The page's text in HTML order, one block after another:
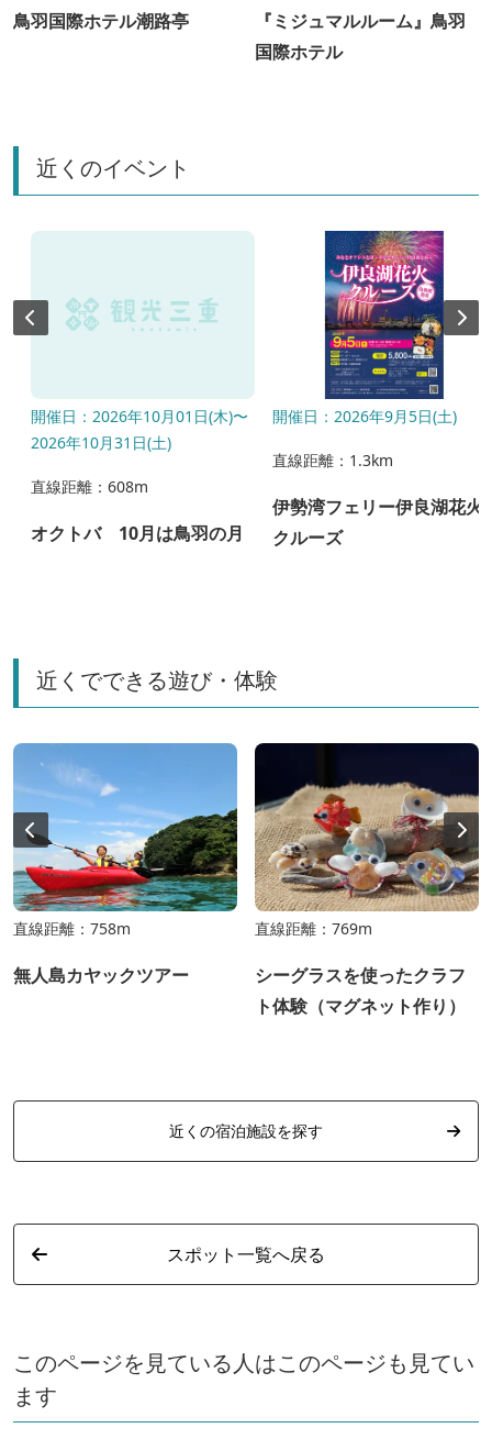
鳥羽国際ホテル潮路亭
『ミジュマルルーム』鳥羽
国際ホテル
近くのイベント
開催日：2026年10月01日(木)〜
2026年10月31日(土)
直線距離：608m
オクトバ 10月は鳥羽の月
開催日：2026年9月5日(土)
直線距離：1.3km
伊勢湾フェリー伊良湖花火
クルーズ
近くでできる遊び・体験
直線距離：758m
無人島カヤックツアー
直線距離：769m
シーグラスを使ったクラフ
ト体験（マグネット作り）
近くの宿泊施設を探す
スポット一覧へ戻る
このページを見ている人はこのページも見てい
ます